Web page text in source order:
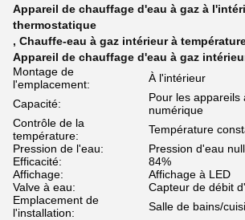
Appareil de chauffage d'eau à gaz à
thermostatique
, Chauffe-eau à gaz intérieur à
Appareil de chauffage d'eau à gaz
Montage de
l'emplacement:
À l'intérieur
Capacité:
Pour les appareils
numérique
Contrôle de la
température:
Température
Pression de l'eau:
Pression d'eau
Efficacité:
84%
Affichage:
Affichage à LED
Valve à eau:
Capteur de débit
Emplacement de
l'installation:
Salle de bains/